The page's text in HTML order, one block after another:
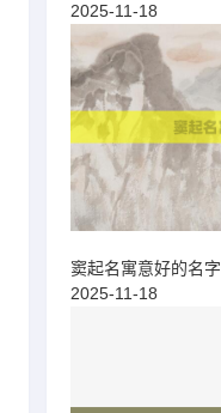
2025-11-18
窦起名寓意好的名字
2025-11-18